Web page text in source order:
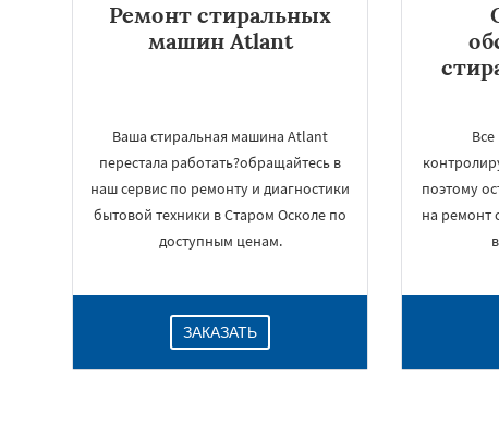
Ремонт стиральных
машин Atlant
Ваша стиральная машина Atlant
перестала работать?обращайтесь в
наш сервис по ремонту и диагностики
бытовой техники в Старом Осколе по
доступным ценам.
ЗАКАЗАТЬ
поэтому
на ремонт